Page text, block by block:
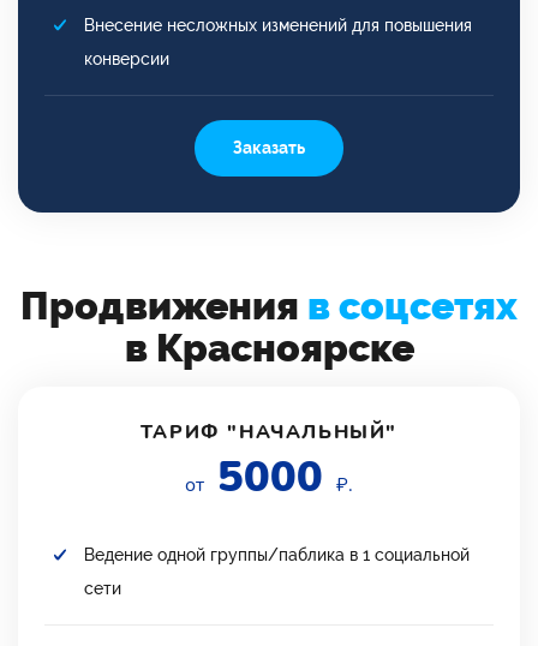
Внесение несложных изменений для повышения
конверсии
Заказать
Продвижения в соцсетях
в Красноярске
ТАРИФ "НАЧАЛЬНЫЙ"
от 5000 ₽.
Ведение одной группы/паблика в 1 социальной
сети